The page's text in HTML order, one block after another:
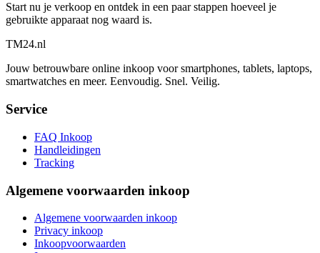
Start nu je verkoop en ontdek in een paar stappen hoeveel je
gebruikte apparaat nog waard is.
TM24.nl
Jouw betrouwbare online inkoop voor smartphones, tablets, laptops,
smartwatches en meer. Eenvoudig. Snel. Veilig.
Service
FAQ Inkoop
Handleidingen
Tracking
Algemene voorwaarden inkoop
Algemene voorwaarden inkoop
Privacy inkoop
Inkoopvoorwaarden